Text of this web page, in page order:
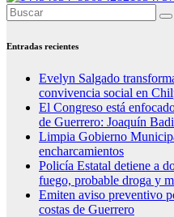
Entradas recientes
Evelyn Salgado
convivencia social en
El Congreso está
de Guerrero: Joaquín
Limpia Gobierno
encharcamientos
Policía Estatal detiene a
fuego, probable droga y
Emiten aviso preventivo
costas de Guerrero